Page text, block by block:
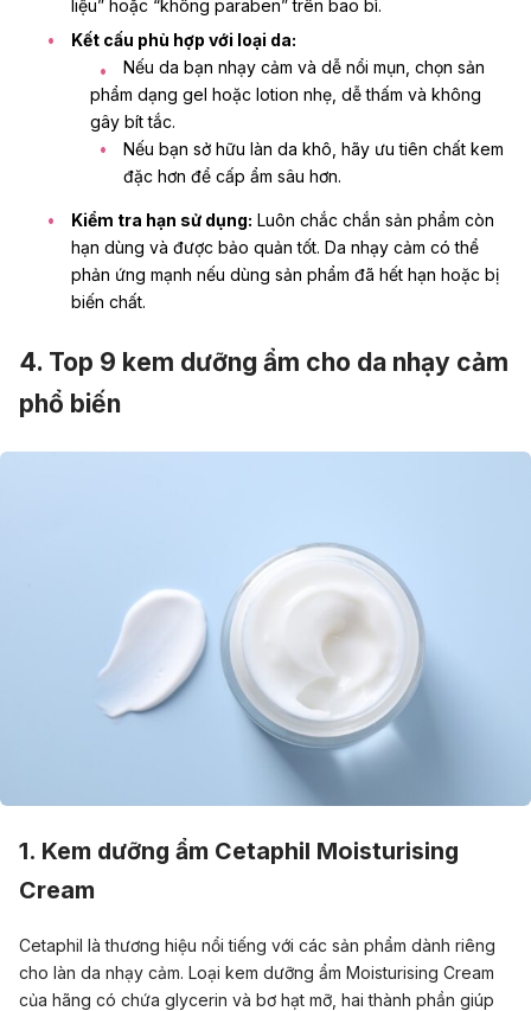
liệu” hoặc “không paraben” trên bao bì.
Kết cấu phù hợp với loại da:
Nếu da bạn nhạy cảm và dễ nổi mụn, chọn sản
phẩm dạng gel hoặc lotion nhẹ, dễ thấm và không
gây bít tắc.
Nếu bạn sở hữu làn da khô , hãy ưu tiên chất kem
đặc hơn để cấp ẩm sâu hơn.
Kiểm tra hạn sử dụng: Luôn chắc chắn sản phẩm còn
hạn dùng và được bảo quản tốt. Da nhạy cảm có thể
phản ứng mạnh nếu dùng sản phẩm đã hết hạn hoặc bị
biến chất.
4. Top 9 kem dưỡng ẩm cho da nhạy cảm
phổ biến
1. Kem dưỡng ẩm Cetaphil Moisturising
Cream
Cetaphil là thương hiệu nổi tiếng với các sản phẩm dành riêng
cho làn da nhạy cảm. Loại kem dưỡng ẩm Moisturising Cream
của hãng có chứa glycerin và bơ hạt mỡ, hai thành phần giúp